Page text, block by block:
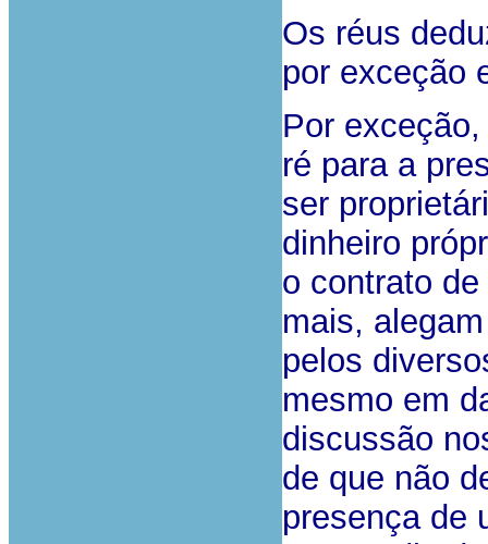
Os réus
por exceção
Por
ré para a
ser
dinheiro
o contrato
mais,
pelos
mesmo em
discussão
de que não
presença de